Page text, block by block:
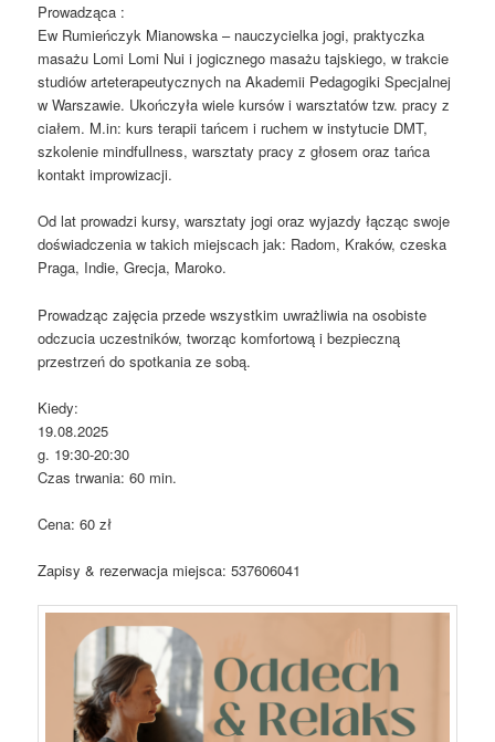
Prowadząca :
Ew Rumieńczyk Mianowska – nauczycielka jogi, praktyczka
masażu Lomi Lomi Nui i jogicznego masażu tajskiego, w trakcie
studiów arteterapeutycznych na Akademii Pedagogiki Specjalnej
w Warszawie. Ukończyła wiele kursów i warsztatów tzw. pracy z
ciałem. M.in: kurs terapii tańcem i ruchem w instytucie DMT,
szkolenie mindfullness, warsztaty pracy z głosem oraz tańca
kontakt improwizacji.
Od lat prowadzi kursy, warsztaty jogi oraz wyjazdy łącząc swoje
doświadczenia w takich miejscach jak: Radom, Kraków, czeska
Praga, Indie, Grecja, Maroko.
Prowadząc zajęcia przede wszystkim uwrażliwia na osobiste
odczucia uczestników, tworząc komfortową i bezpieczną
przestrzeń do spotkania ze sobą.
Kiedy:
19.08.2025
g. 19:30-20:30
Czas trwania: 60 min.
Cena: 60 zł
Zapisy & rezerwacja miejsca: 537606041